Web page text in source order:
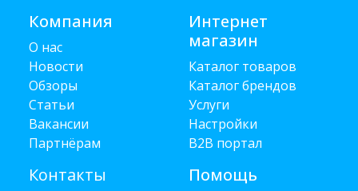
Компания
О нас
Новости
Обзоры
Статьи
Вакансии
Партнёрам
Контакты
Интернет
магазин
Каталог товаров
Каталог брендов
Услуги
Настройки
B2B портал
Помощь